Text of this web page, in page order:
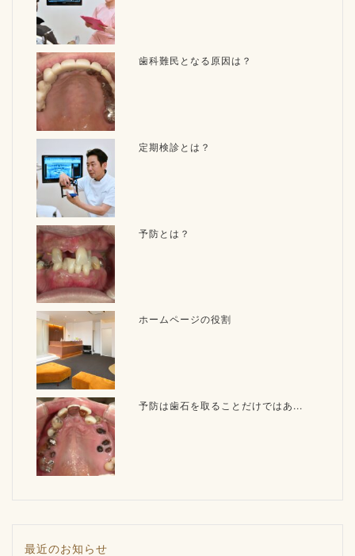
歯科難民となる原因は？
定期検診とは？
予防とは？
ホームページの役割
予防は歯石を取ることだけではあ...
最近のお知らせ